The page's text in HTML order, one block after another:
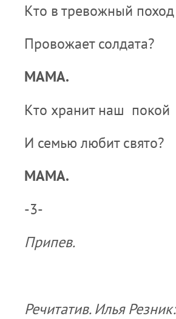
Кто в тревожный поход
Провожает солдата?
МАМА.
Кто хранит наш покой
И семью любит свято?
МАМА.
-3-
Припев.
Речитатив. Илья Резник: